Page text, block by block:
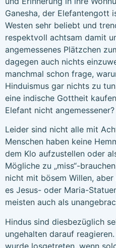
Ganesha, der Elefantengott
Westen sehr beliebt und
respektvoll achtsam damit
angemessenes Plätzchen
dagegen auch nichts
manchmal schon frage,
Hinduismus gar nichts zu
eine indische Gottheit
Elefant nicht angemessener?
Leider sind nicht alle mit
Menschen haben keine
dem Klo aufzustellen oder
Mögliche zu „miss“-
nicht mit bösem Willen,
es Jesus- oder Maria-
meisten auch als
Hindus sind diesbezüglich
ungehalten darauf
wurde losgetreten, wenn